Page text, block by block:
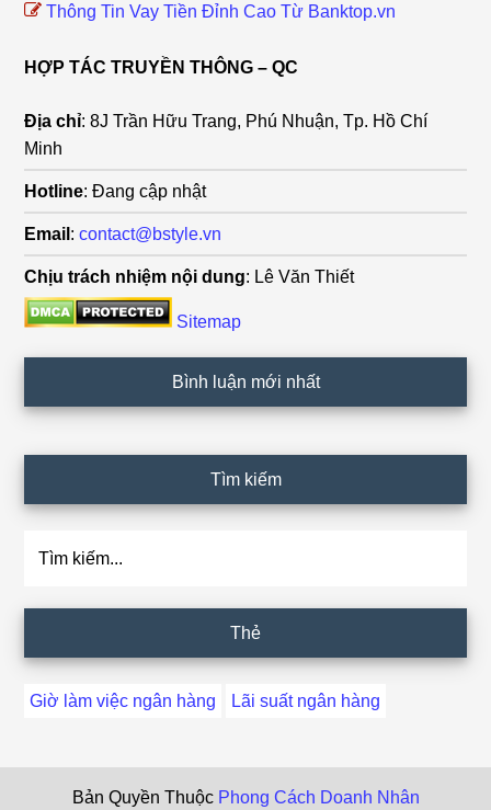
Thông Tin Vay Tiền Đỉnh Cao Từ Banktop.vn
HỢP TÁC TRUYỀN THÔNG – QC
Địa chỉ: 8J Trần Hữu Trang, Phú Nhuận, Tp. Hồ Chí
Minh
Hotline: Đang cập nhật
Email :contact@bstyle.vn
Chịu trách nhiệm nội dung: Lê Văn Thiết
Sitemap
Bình luận mới nhất
Tìm kiếm
Thẻ
Giờ làm việc ngân hàng Lãi suất ngân hàng
Bản Quyền Thuộc Phong Cách Doanh Nhân